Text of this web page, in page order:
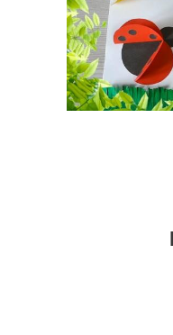
Поделки из
пластмассовых
бутылок